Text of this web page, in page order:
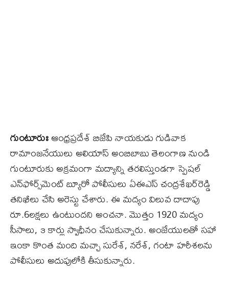
గుంటూరుఃఆంధ్రప్రదేశ్‌ బిజేపి నాయకుడు గుడివాక
రామాంజనేయులు అలియాస్‌ అంబిబాబు తెలంగాణ నుండి
గుంటూరుకు అక్రమంగా మద్యాన్ని తరలిస్తుండగా స్పెషల్‌
ఎన్‌ఫోర్స్‌మెంట్‌ బ్యూరో పోలీసులు ఏఈఎస్‌ చంద్రశేఖర్‌రెడ్డి
తనిఖీలు చేసి అరెస్టు చేశారు. ఈ మద్యం విలువ దాదాపు
రూ.6లక్షలు ఉంటుందని అంచనా. మొత్తం 1920 మద్యం
సీసాలు, ౩ కార్లు స్వాధీనం చేసుకున్నారు. అంజేయులతో సహా
ఇంకా కొంత మంది మచ్చా సురేశ్‌, నరేశ్‌, గంటా హరీశలను
పోలీసులు అదుపులోకి తీసుకున్నారు.